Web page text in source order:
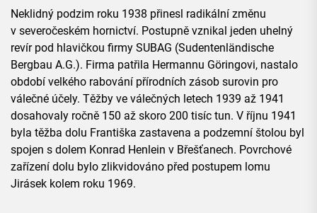
Neklidný podzim roku 1938 přinesl radikální změnu
v severočeském hornictví. Postupně vznikal jeden uhelný
revír pod hlavičkou firmy SUBAG (Sudentenländische
Bergbau A.G.). Firma patřila Hermannu Göringovi, nastalo
období velkého rabování přírodních zásob surovin pro
válečné účely. Těžby ve válečných letech 1939 až 1941
dosahovaly ročně 150 až skoro 200 tisíc tun. V říjnu 1941
byla těžba dolu Františka zastavena a podzemní štolou byl
spojen s dolem Konrad Henlein v Břešťanech. Povrchové
zařízení dolu bylo zlikvidováno před postupem lomu
Jirásek kolem roku 1969.